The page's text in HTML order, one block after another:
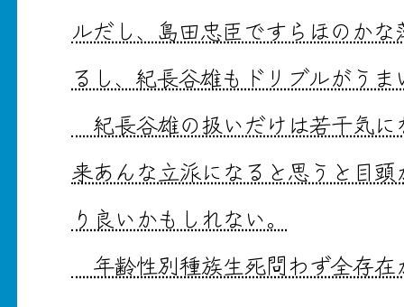
ルだし、島田忠臣ですらほのか
るし、紀長谷雄もドリブルがうま
紀長谷雄の扱いだけは若干気に
来あんな立派になると思うと目
り良いかもしれない。
年齢性別種族生死問わず全存在